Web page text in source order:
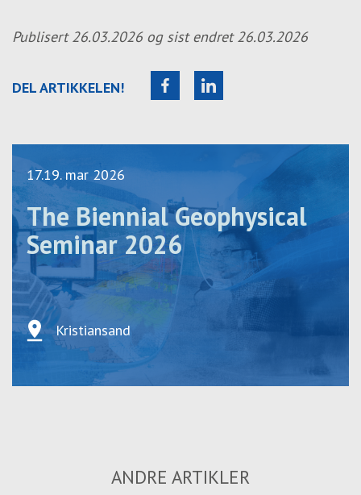
Publisert26.03.2026og sist endret26.03.2026
DEL ARTIKKELEN!
17.19. mar 2026
The Biennial Geophysical
Seminar 2026
Kristiansand
ANDRE ARTIKLER